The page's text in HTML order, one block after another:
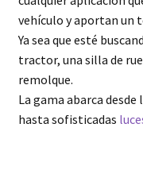
vehículo y aportan un
Ya sea que esté
tractor, una silla de
remolque.
La gama abarca
hasta sofisticadas